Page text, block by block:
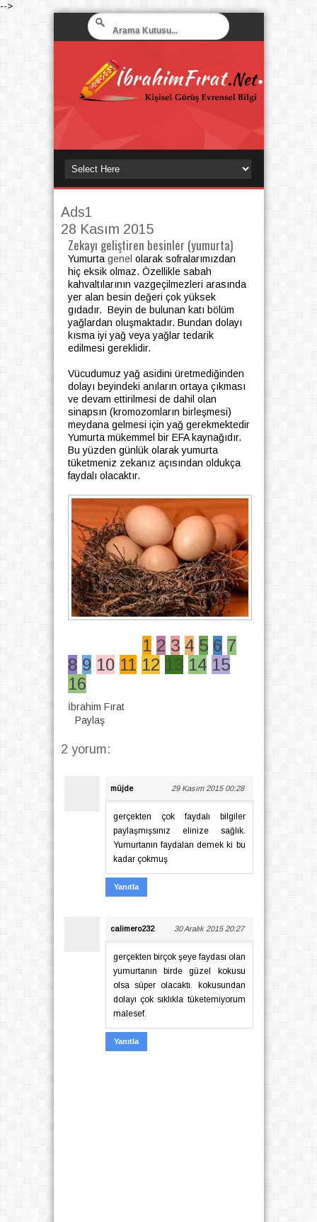
-->
Ads1
28 Kasım 2015
Zekayı geliştiren besinler (yumurta)
Yumurtagenel olarak sofralarımızdan
hiç eksik olmaz. Özellikle sabah
kahvaltılarının vazgeçilmezleri arasında
yer alan besin değeri çok yüksek
gıdadır. Beyin de bulunan katı bölüm
yağlardan oluşmaktadır. Bundan dolayı
kısma iyi yağ veya yağlar tedarik
edilmesi gereklidir.
Vücudumuz yağ asidini üretmediğinden
dolayı beyindeki anıların ortaya çıkması
ve devam ettirilmesi de dahil olan
sinapsın (kromozomların birleşmesi)
meydana gelmesi için yağ gerekmektedir
Yumurta mükemmel bir EFA kaynağıdır.
Bu yüzden günlük olarak yumurta
tüketmeniz zekanız açısından oldukça
faydalı olacaktır.
1 2 3 4 5 6 7
8 9 10 11 12 13 14 15
16
İbrahim Fırat
Paylaş
2 yorum:
müjde 29 Kasım 2015 00:28
gerçekten çok faydalı bilgiler
paylaşmışsınız elinize sağlık.
Yumurtanın faydaları demek ki bu
kadar çokmuş
Yanıtla
calimero232 30 Aralık 2015 20:27
gerçekten birçok şeye faydası olan
yumurtanın birde güzel kokusu
olsa süper olacaktı. kokusundan
dolayı çok sıklıkla tüketemiyorum
malesef.
Yanıtla